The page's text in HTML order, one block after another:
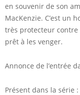
en souvenir de son
MacKenzie. C’est un
très protecteur contre
prêt à les venger.
Annonce de l’entrée
Présent dans la série :